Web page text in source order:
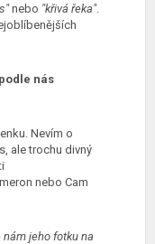
nebo "křivá řeka".
nás
Nevím o
ale trochu divný
nebo Cam
jeho fotku na